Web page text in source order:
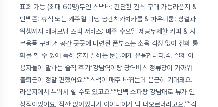
표회 가능 (최대 60명)무인 스낵바: 간단한 간식 구매 가능라운지 &
빈백존: 휴식 또는 캐주얼 미팅 공간치카치카룸 & 파우더룸: 청결과
위생까지 배려모닝 스낵 서비스: 매주 수요일 제공무제한 커피 & 사
무용품 구비📌 공간 곳곳에 마련된 폰부스는 소음 걱정 없이 전화 통
화를 할 수 있어 특히 혼자 일하는 분들에게 유용합니다.4. 실제 이
용자들이 말하는 솔직 후기“강남역이랑 광역버스 정류장이 가까워
출퇴근이 정말 편했어요.”“스낵이 매주 바뀌는데 은근히 기대돼요.
라운지에서 누워서 쉴 수도 있고요.”“빈백 소파랑 강남대로 뷰가 인
상적이었어요. 잠깐 앉아있다가 아이디어가 막 떠오르더라고요.”“각